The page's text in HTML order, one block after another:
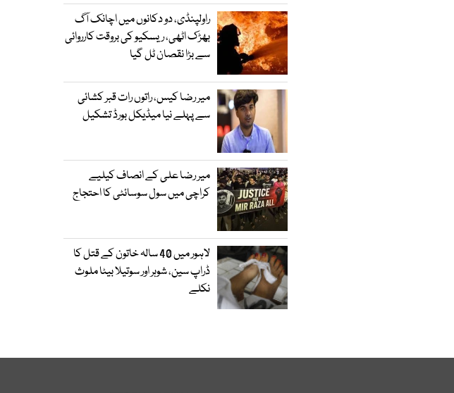
راولپنڈی، دو دکانوں میں اچانک آگ
بھڑک اٹھی، ریسکیو کی بروقت کارروائی
سے بڑا نقصان ٹل گیا
میر رضا کیس، راتوں رات قبر کشائی
سے پہلے نیا میڈیکل بورڈ تشکیل
میر رضا علی کے انصاف کیلیے
کراچی میں سول سوسائٹی کا احتجاج
لاہور میں 40 سالہ خاتون کے قتل کا
ڈراپ سین، شوہر اور سوتیلا بیٹا ملوث
نکلے